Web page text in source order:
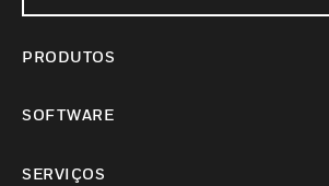
PRODUTOS
SOFTWARE
SERVIÇOS